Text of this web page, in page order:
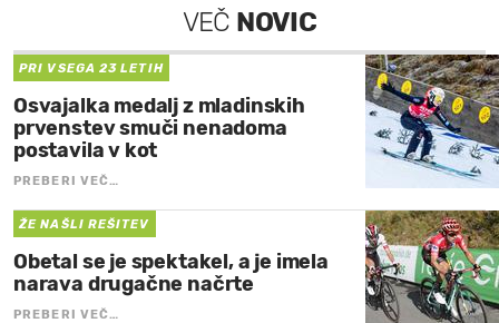
VEČ NOVIC
PRI VSEGA 23 LETIH
Osvajalka medalj z mladinskih
prvenstev smuči nenadoma
postavila v kot
PREBERI VEČ…
ŽE NAŠLI REŠITEV
Obetal se je spektakel, a je imela
narava drugačne načrte
PREBERI VEČ…